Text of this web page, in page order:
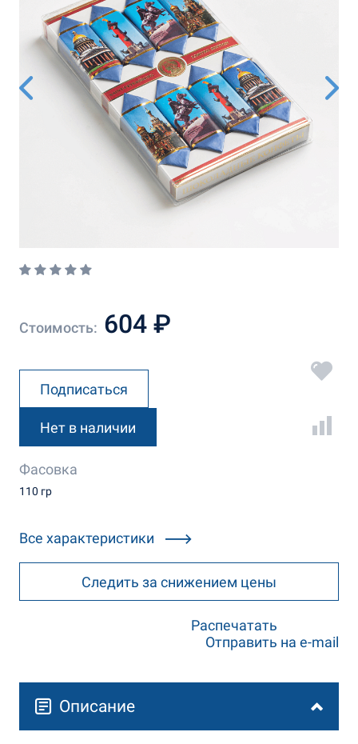
Стоимость: 604 ₽
Подписаться
Нет в наличии
Фасовка
110 гр
Все характеристики
Следить за снижением цены
Распечатать
Отправить на e-mail
Описание